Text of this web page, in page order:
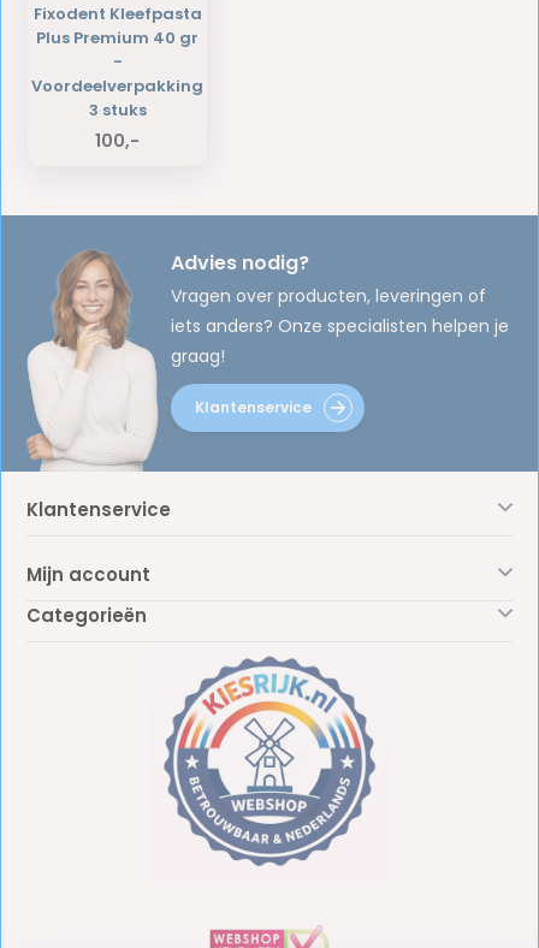
Fixodent Kleefpasta
Plus Premium 40 gr
-
Voordeelverpakking
3 stuks
100,-
Advies nodig?
Vragen over producten, leveringen of
iets anders? Onze specialisten helpen je
graag!
Klantenservice
Klantenservice
Mijn account
Categorieën